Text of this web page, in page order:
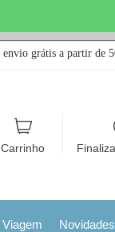
envio grátis a partir de
Carrinho
Viagem Novidades